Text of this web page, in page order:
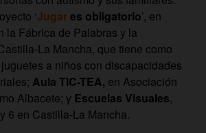
‘Jugares obligatorio’, en
la Fábrica de Palabras y la
La Mancha, que tiene como
a niños con discapacidades
Aula TIC-TEA, en Asociación
Albacete; y Escuelas Visuales,
6 en Castilla-La Mancha.